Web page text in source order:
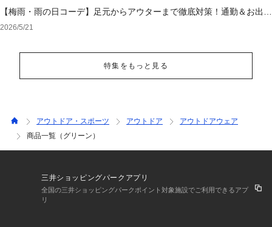
【梅雨・雨の日コーデ】足元からアウターまで徹底対策！通勤＆お出か
けを乗り切る「大人の撥水・ウォッシャブル」特集
2026/5/21
特集をもっと見る
アウトドア・スポーツ アウトドア
アウトドアウェア
商品一覧（グリーン）
三井ショッピングパークアプリ
全国の三井ショッピングパークポイント対象施設でご利用できるアプ
リ